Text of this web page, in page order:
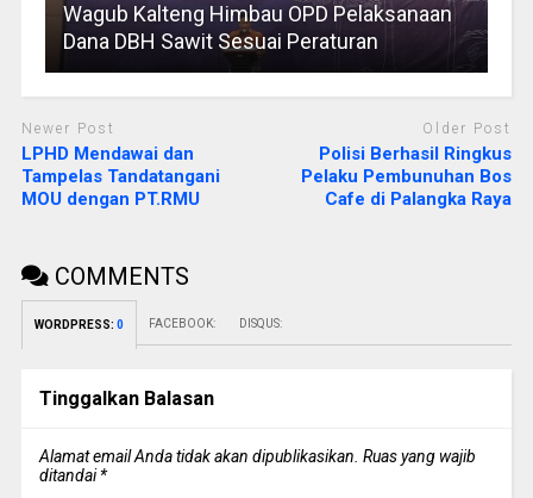
Wagub Kalteng Himbau OPD Pelaksanaan
Dana DBH Sawit Sesuai Peraturan
Newer Post
LPHD Mendawai dan
Tampelas Tandatangani
MOU dengan PT.RMU
Older Post
Polisi Berhasil Ringkus
Pelaku Pembunuhan Bos
Cafe di Palangka Raya
COMMENTS
WORDPRESS: 0 FACEBOOK: DISQUS:
Tinggalkan Balasan
Alamat email Anda tidak akan dipublikasikan. Ruas yang wajib
ditandai*